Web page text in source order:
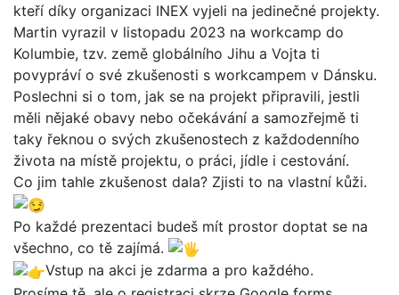
kteří díky organizaci INEX vyjeli na jedinečné projekty.
Martin vyrazil v listopadu 2023 na workcamp do
Kolumbie, tzv. země globálního Jihu a Vojta ti
povypráví o své zkušenosti s workcampem v Dánsku.
Poslechni si o tom, jak se na projekt připravili, jestli
měli nějaké obavy nebo očekávání a samozřejmě ti
taky řeknou o svých zkušenostech z každodenního
života na místě projektu, o práci, jídle i cestování.
Co jim tahle zkušenost dala? Zjisti to na vlastní kůži.
Po každé prezentaci budeš mít prostor doptat se na
všechno, co tě zajímá.
Vstup na akci je zdarma a pro každého.